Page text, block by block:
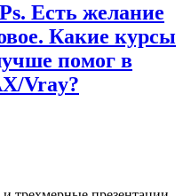
Есть желание
Какие курсы
помог в
Vray?